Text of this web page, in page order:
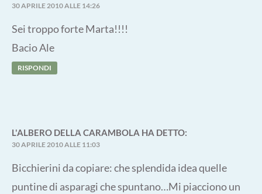
30 APRILE 2010 ALLE 14:26
Sei troppo forte Marta!!!!
Bacio Ale
RISPONDI
L'ALBERO DELLA CARAMBOLA HA DETTO:
30 APRILE 2010 ALLE 11:03
Bicchierini da copiare: che splendida idea quelle
puntine di asparagi che spuntano…Mi piacciono un